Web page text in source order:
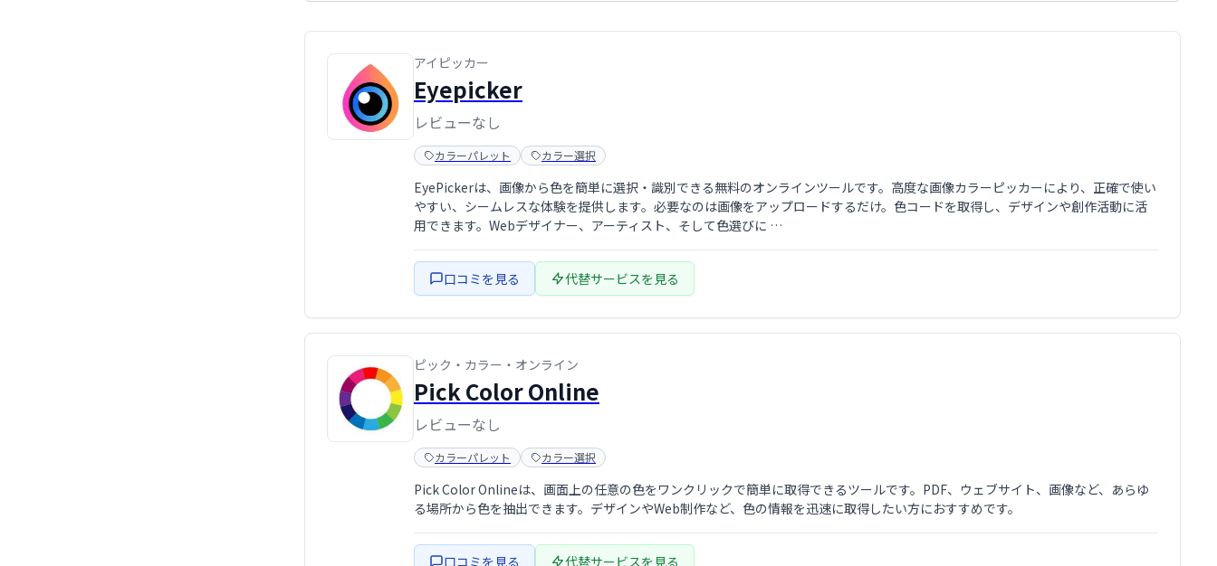
アイピッカー
Eyepicker
レビューなし
カラーパレット カラー選択
EyePickerは、画像から色を簡単に選択・識別できる無料のオンラインツールです。高度な画像カラーピッカーにより、正確で使い
やすい、シームレスな体験を提供します。必要なのは画像をアップロードするだけ。色コードを取得し、デザインや創作活動に活
用できます。Webデザイナー、アーティスト、そして色選びに …
口コミを見る 代替サービスを見る
ピック・カラー・オンライン
Pick Color Online
レビューなし
カラーパレット カラー選択
Pick Color Onlineは、画面上の任意の色をワンクリックで簡単に取得できるツールです。PDF、ウェブサイト、画像など、あらゆ
る場所から色を抽出できます。デザインやWeb制作など、色の情報を迅速に取得したい方におすすめです。
口コミを見る 代替サービスを見る